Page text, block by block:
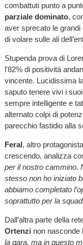
combattuti punto a
parziale dominato,
aver sprecato le
di volare sulle ali
Stupenda prova di
l'82% di positività
vincente. Lucidissima
saputo tenere vivi i
sempre intelligente e
alternato colpi di
parecchio fastidio alla
Feral, altro
crescendo, analizza
per il nostro cammino.
stesso non ho iniziato
abbiamo completato
soprattutto per la
Dall’altra parte della
Ortenzi non nasconde
la gara, ma in questo